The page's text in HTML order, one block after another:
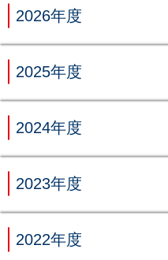
2026年度
2025年度
2024年度
2023年度
2022年度